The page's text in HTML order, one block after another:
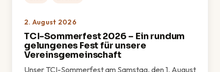
2. August 2026
TCI-Sommerfest 2026 – Ein rundum
gelungenes Fest für unsere
Vereinsgemeinschaft
Unser TCI-Sommerfest am Samstag, den 1. August